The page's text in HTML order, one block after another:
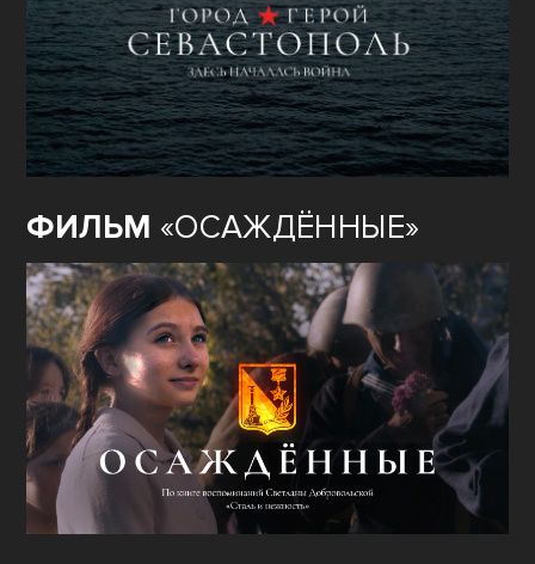
ФИЛЬМ «ОСАЖДЁННЫЕ»